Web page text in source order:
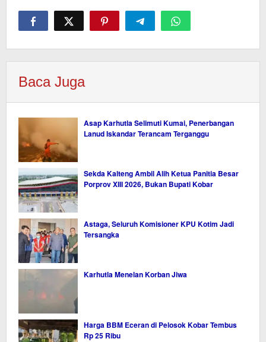
Baca Juga
Asap Karhutla Selimuti Kumai, Penerbangan
Lanud Iskandar Terancam Terganggu
Sekda Kalteng Ambil Alih Ketua Panitia Besar
Porprov XIII 2026, Bukan Bupati Kobar
Astaga, Seluruh Komisioner KPU Kotim Jadi
Tersangka
Karhutla Menelan Korban Jiwa
Harga BBM Eceran di Pelosok Kobar Tembus
Rp 25 Ribu